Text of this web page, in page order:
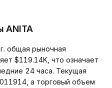
ANITA
общая рыночная
$119.14K, что означает
24 часа. Текущая
а торговый объем